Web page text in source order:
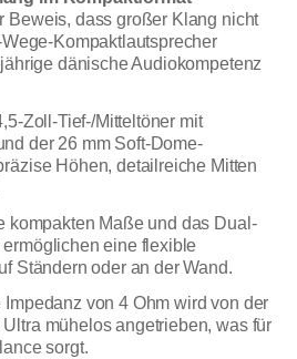
Beweis, dass großer Klang nicht
Kompaktlautsprecher
dänische Audiokompetenz
Zoll-Tief-/Mitteltöner mit
der 26 mm Soft-Dome-
Höhen, detailreiche Mitten
kompakten Maße und das Dual-
eine flexible
Ständern oder an der Wand.
von 4 Ohm wird von der
mühelos angetrieben, was für
sorgt.